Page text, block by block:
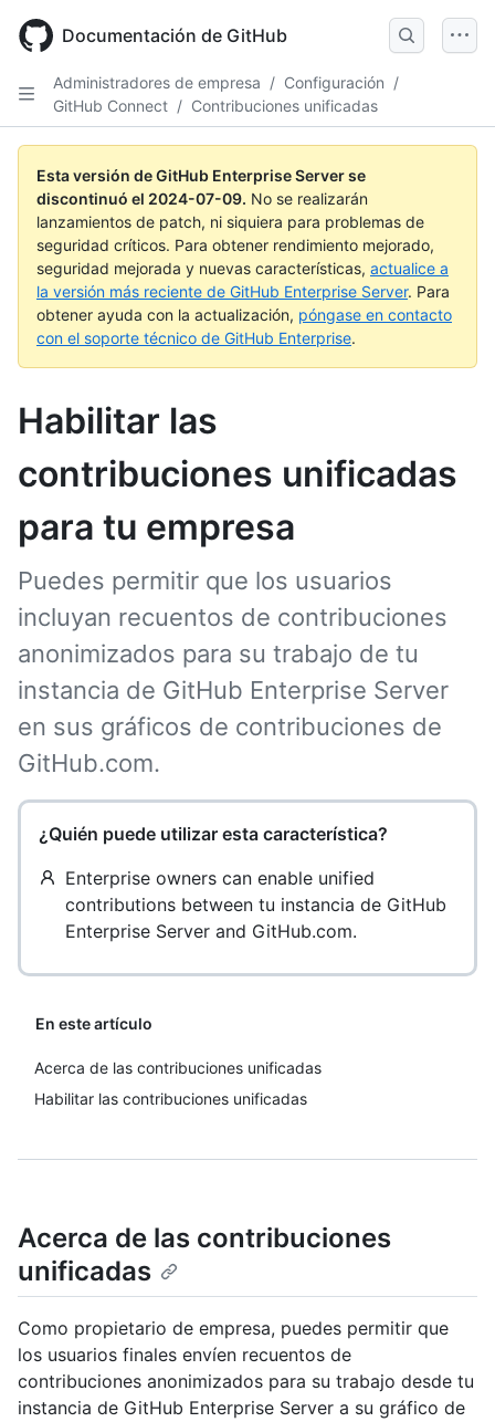
main
Documentación de GitHub
Administradores de empresa / Configuración /
GitHub Connect / Contribuciones unificadas
Esta versión de GitHub Enterprise Server se
discontinuó el 2024-07-09. No se realizarán
lanzamientos de patch, ni siquiera para problemas de
seguridad críticos. Para obtener rendimiento mejorado,
seguridad mejorada y nuevas características, actualice a
la versión más reciente de GitHub Enterprise Server. Para
obtener ayuda con la actualización, póngase en contacto
con el soporte técnico de GitHub Enterprise.
Habilitar las
contribuciones unificadas
para tu empresa
Puedes permitir que los usuarios
incluyan recuentos de contribuciones
anonimizados para su trabajo de tu
instancia de GitHub Enterprise Server
en sus gráficos de contribuciones de
GitHub.com.
¿Quién puede utilizar esta característica?
Enterprise owners can enable unified
contributions between tu instancia de GitHub
Enterprise Server and GitHub.com.
En este artículo
Acerca de las contribuciones unificadas
Habilitar las contribuciones unificadas
Acerca de las contribuciones
unificadas
Como propietario de empresa, puedes permitir que
los usuarios finales envíen recuentos de
contribuciones anonimizados para su trabajo desde tu
instancia de GitHub Enterprise Server a su gráfico de